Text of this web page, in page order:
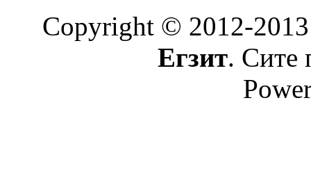
Copyright © 2012-
Егзит. Сите